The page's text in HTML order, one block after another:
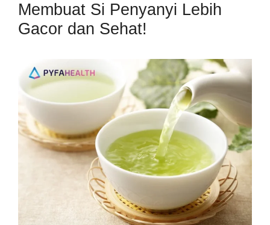
Membuat Si Penyanyi Lebih
Gacor dan Sehat!